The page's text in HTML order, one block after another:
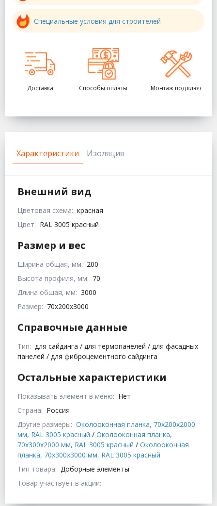
Специальные условия для строителей
Доставка Способы оплаты Монтаж под ключ
Характеристики Изоляция
Внешний вид
Цветовая схема: красная
Цвет: RAL 3005 красный
Размер и вес
Ширина общая, мм: 200
Высота профиля, мм: 70
Длина общая, мм: 3000
Размер: 70x200x3000
Справочные данные
Тип: для сайдинга / для термопанелей / для фасадных
панелей / для фиброцементного сайдинга
Остальные характеристики
Показывать элемент в меню: Нет
Страна: Россия
Другие размеры: Околооконная планка, 70x200x2000
мм, RAL 3005 красный / Околооконная планка,
70x300x2000 мм, RAL 3005 красный / Околооконная
планка, 70x300x3000 мм, RAL 3005 красный
Тип товара: Доборные элементы
Товар участвует в акции: